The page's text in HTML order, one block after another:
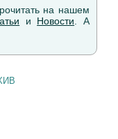
на нашем
и Новости . А